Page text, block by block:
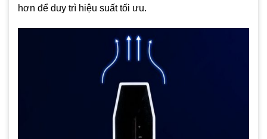
hơn để duy trì hiệu suất tối ưu.